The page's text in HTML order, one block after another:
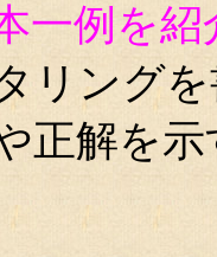
一例を
リング
正解を